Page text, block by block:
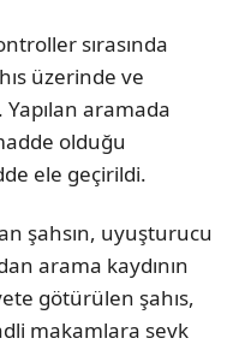
sırasında
üzerinde ve
Yapılan aramada
olduğu
ele geçirildi.
şahsın, uyuşturucu
arama kaydının
götürülen şahıs,
makamlara sevk